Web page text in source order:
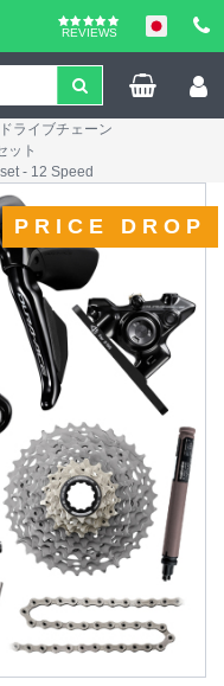
REVIEWS
ライブチェーン
ット
- 12 Speed
PRICE DROP